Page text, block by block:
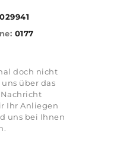
0177
doch nicht
über das
Ihr Anliegen
uns bei Ihnen